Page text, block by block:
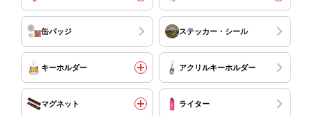
缶バッジ ステッカー・シール
キーホルダー アクリルキーホルダー
マグネット ライター